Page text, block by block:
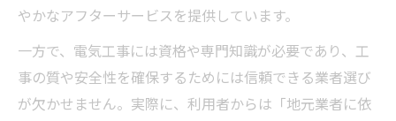
地域で進化する電気工事の最新動向
電気工事業界の新しいサービス動向
EVやエコキュート対応の電気工事技術
上市町で選ばれる電気工事の理由とは
やかなアフターサービスを提供しています。
一方で、電気工事には資格や専門知識が必要であり、工
事の質や安全性を確保するためには信頼できる業者選び
が欠かせません。実際に、利用者からは「地元業者に依